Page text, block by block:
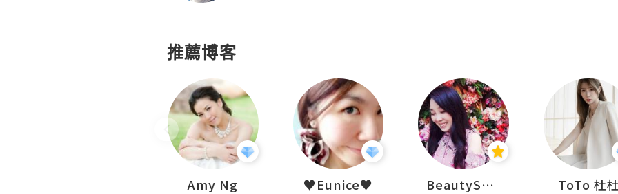
推薦博客
Amy Ng ♥Eunice♥ BeautySearch ToTo 杜